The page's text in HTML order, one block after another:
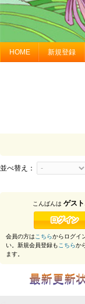
HOME 新規登録
並べ替え：
こんばんは ゲスト
会員の方はこちらからログイ
い。新規会員登録もこちらか
ます。